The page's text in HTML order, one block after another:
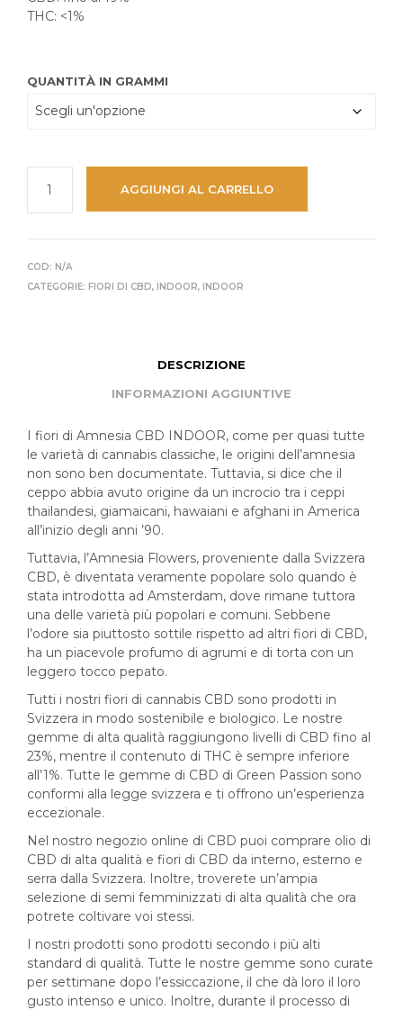
THC: <1%
QUANTITÀ IN GRAMMI
AGGIUNGI AL CARRELLO
COD: N/A
CATEGORIE: FIORI DI CBD, INDOOR, INDOOR
DESCRIZIONE
INFORMAZIONI AGGIUNTIVE
I fiori di Amnesia CBD INDOOR, come per quasi tutte
le varietà di cannabis classiche, le origini dell’amnesia
non sono ben documentate. Tuttavia, si dice che il
ceppo abbia avuto origine da un incrocio tra i ceppi
thailandesi, giamaicani, hawaiani e afghani in America
all’inizio degli anni ’90.
Tuttavia, l’Amnesia Flowers, proveniente dalla Svizzera
CBD, è diventata veramente popolare solo quando è
stata introdotta ad Amsterdam, dove rimane tuttora
una delle varietà più popolari e comuni. Sebbene
l’odore sia piuttosto sottile rispetto ad altri fiori di CBD,
ha un piacevole profumo di agrumi e di torta con un
leggero tocco pepato.
Tutti i nostri fiori di cannabis CBD sono prodotti in
Svizzera in modo sostenibile e biologico. Le nostre
gemme di alta qualità raggiungono livelli di CBD fino al
23%, mentre il contenuto di THC è sempre inferiore
all’1%. Tutte le gemme di CBD di Green Passion sono
conformi alla legge svizzera e ti offrono un’esperienza
eccezionale.
Nel nostro negozio online di CBD puoi comprare olio di
CBD di alta qualità e fiori di CBD da interno, esterno e
serra dalla Svizzera. Inoltre, troverete un’ampia
selezione di semi femminizzati di alta qualità che ora
potrete coltivare voi stessi.
I nostri prodotti sono prodotti secondo i più alti
standard di qualità. Tutte le nostre gemme sono curate
per settimane dopo l’essiccazione, il che dà loro il loro
gusto intenso e unico. Inoltre, durante il processo di